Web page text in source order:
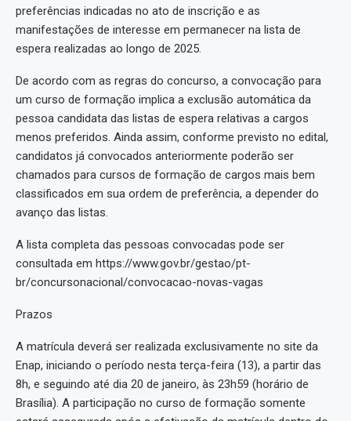
preferências indicadas no ato de inscrição e as
manifestações de interesse em permanecer na lista de
espera realizadas ao longo de 2025.
De acordo com as regras do concurso, a convocação para
um curso de formação implica a exclusão automática da
pessoa candidata das listas de espera relativas a cargos
menos preferidos. Ainda assim, conforme previsto no edital,
candidatos já convocados anteriormente poderão ser
chamados para cursos de formação de cargos mais bem
classificados em sua ordem de preferência, a depender do
avanço das listas.
A lista completa das pessoas convocadas pode ser
consultada em https://www.gov.br/gestao/pt-
br/concursonacional/convocacao-novas-vagas
Prazos
A matrícula deverá ser realizada exclusivamente no site da
Enap, iniciando o período nesta terça-feira (13), a partir das
8h, e seguindo até dia 20 de janeiro, às 23h59 (horário de
Brasília). A participação no curso de formação somente